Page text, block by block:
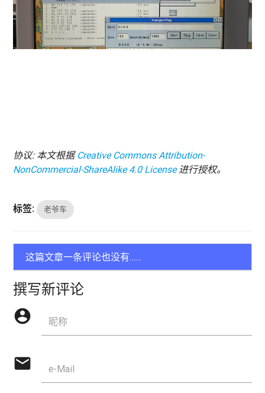
协议: 本文根据 Creative Commons Attribution-
NonCommercial-ShareAlike 4.0 License进行授权。
标签: 老爷车
这篇文章一条评论也没有……
撰写新评论
account_circle 昵称
mail e-Mail